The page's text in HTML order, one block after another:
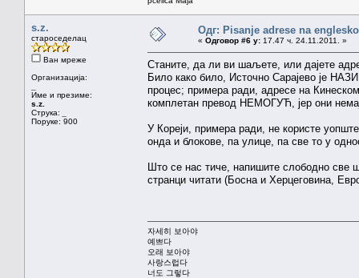
s.z.
староседелац
Ван мреже
Организација:
Име и презиме:
s.z.
Струка:
Поруке: 900
Одг: Pisanje adrese na
« Одговор #6 у: 17.47 ч. 24.11.2011. »
Станите, да ли ви шаљете, или дајете
Било како било, Источно Сарајево је
процес; примера ради, адресе на
комплетан превод НЕМОГУЋ, јер они
У Кореји, примера ради, не користе
онда и блокове, па улице, па све то у
Што се нас тиче, напишите слободно све
странци читати (Босна и Херцеговина,
자세히 보아야
예쁘다
오래 보아야
사랑스럽다
너도 그렇다